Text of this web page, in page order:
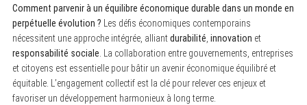
Comment parvenir à un équilibre économique durable dans un monde en
perpétuelle évolution ? Les défis économiques contemporains
nécessitent une approche intégrée, alliantdurabilité innovation et
responsabilité sociale . La collaboration entre gouvernements, entreprises
et citoyens est essentielle pour bâtir un avenir économique équilibré et
équitable. L’engagement collectif est la clé pour relever ces enjeux et
favoriser un développement harmonieux à long terme.